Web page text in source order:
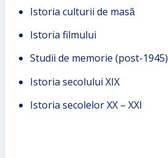
Istoria culturii de masă
Istoria filmului
Studii de memorie (post-1945)
Istoria secolului XIX
Istoria secolelor XX – XXI